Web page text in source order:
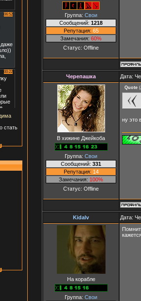
стать
Группа: Свои
Сообщений: 1218
Репутация: 65
Замечания: 60%
Статус: Offline
Черепашка Дата:
В хижине Джейкоба
Группа: Свои
Сообщений: 331
Репутация: 14
Замечания: 100%
Статус: Offline
Quote (
ну это
Kidalv Дата:
На корабле
Группа: Свои